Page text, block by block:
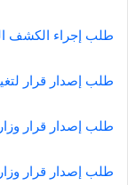
طلب إجراء الكشف
طلب إصدار قرار
طلب إصدار قرار
طلب إصدار قرار